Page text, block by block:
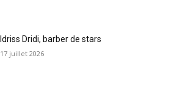
Idriss Dridi, barber de stars
17 juillet 2026